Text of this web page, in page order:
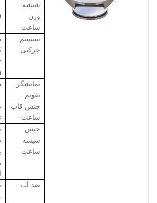
شیشه
وزن
ساعت
سیستم
حرکتی
نمایشگر
تقویم
جنس قاب
ساعت
جنس
شیشه
ساعت
ضد آب